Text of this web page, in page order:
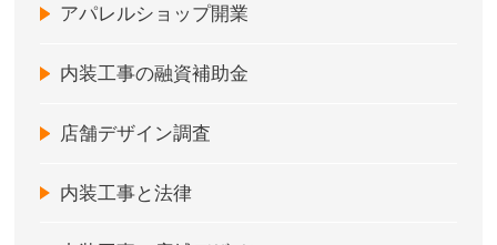
アパレルショップ開業
内装工事の融資補助金
店舗デザイン調査
内装工事と法律